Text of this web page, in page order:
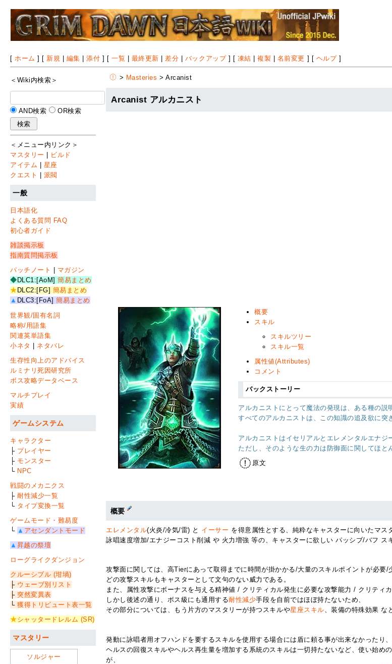
[ ホーム ] [ 新規 編集 |添付 ] [一覧 最終更新 差分 バックアップ] [ 凍結 |複製 名前変更 ] [ ヘルプ]
> Masteries > Arcanist
Arcanist アルカニスト
概要
スキル
スキルツリー
スキル一覧
属性値(Attributes)
コメント
バックストーリー
アルカニストにとって魔法の発現は、ある種の説
すべてのアルカニストは、この知識の追及欲に突
アルカニストはイセリアルとエレメンタルエナジ
ただし、そのような生の力は防御面に関してほと
原文
概要
エレメンタル(火炎/冷気/雷) と イーサー を得意属性とする、純粋なキャスターに向いたマス
詠唱速度増加/エナジーコスト削減 や 火力増強 等の、キャスターに欲しい パッシブ/バフ ス
攻撃面に関しては、高Tierにあって取得までに時間が掛かかる/大量のスキルポイントが必要/
どの攻撃スキルもキャスターとして文句のない威力である。
また、属性攻撃にボーナスを与える精神値 / クリティカル発生に必要な攻撃能力 / クリティ
しかし後述の通り、ボス級にも通用する耐性減少手段を自前ではほぼ持たないため、
その部分については、もう片方のマスタリーが持つスキルや星座スキル、装備の特殊効果 な
発動に詠唱者用オフハンドを要するスキルを使用する場合には盾に頼る事が出来なかったり
ヘルスの回復スキルやヘルス再生量を増加する系統のスキルは一切持たないなど、使い始
が、
＜Wiki内検索＞
AND検索 OR検索
＜メニュー内リンク＞
マスタリー
ビルド
アイテム
星座
クエスト
派閥
一般
日本語化
よくある質問 FAQ
初心者ガイド
雑談掲示板
指南質問掲示板
パッチノート
マガジン
◆ DLC1:[AoM]簡易まとめ
★ DLC2:[FG] 簡易まとめ
▲ DLC3:[FoA]簡易まとめ
世界観/固有名詞
略称/用語集
関連英単語集
小ネタ | ネタバレ
生存性向上のアドバイス
ルミナリ死因研究所
ボス攻略データベース
マルチプレイ
実績
ゲームシステム
キャラクター
├ プレイヤー
├ モンスター
└ NPC
戦闘のメカニクス
├耐性減少一覧
└ タイプ変換一覧
ゲームモード・難易度
└ ▲ アセンダントモード
▲ 昇越の祭壇
ローグライクダンジョン
クルーシブル (坩堝)
├ ウェーブ別リスト
├ 突然変異表
└獲得トリビュート表一覧
★シャッタードレルム (SR)
マスタリー
ソルジャー